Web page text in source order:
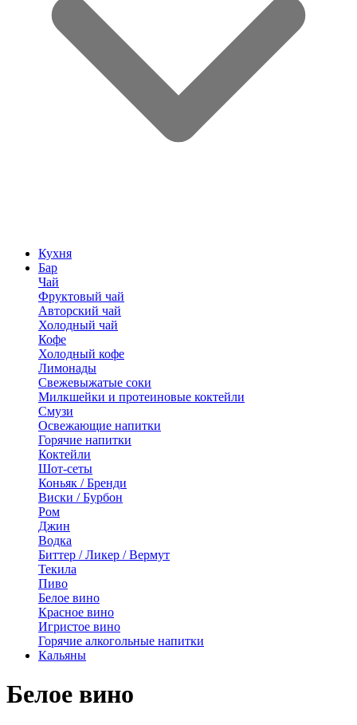
Кухня
Бар
Чай
Фруктовый чай
Авторский чай
Холодный чай
Кофе
Холодный кофе
Лимонады
Свежевыжатые соки
Милкшейки и протеиновые коктейли
Смузи
Освежающие напитки
Горячие напитки
Коктейли
Шот-сеты
Коньяк / Бренди
Виски / Бурбон
Ром
Джин
Водка
Биттер / Ликер / Вермут
Текила
Пиво
Белое вино
Красное вино
Игристое вино
Горячие алкогольные напитки
Кальяны
Белое вино